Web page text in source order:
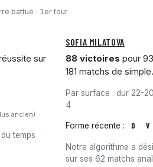
battue · 1er tour
sur
ancien)
du temps
SOFIA MILATOVA
88 victoires pour
181 matchs de simple.
Par surface : dur 22-
4
Forme récente : D V
Notre algorithme a
sur ses 62 matchs